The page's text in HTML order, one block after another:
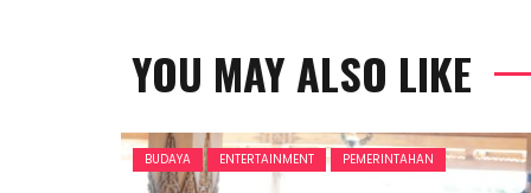
YOU MAY ALSO LIKE
BUDAYA ENTERTAINMENT PEMERINTAHAN